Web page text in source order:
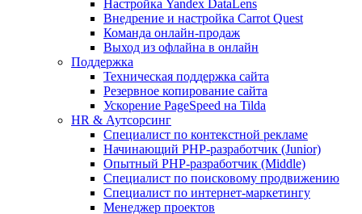
Настройка Yandex DataLens
Внедрение и настройка Carrot Quest
Команда онлайн-продаж
Выход из офлайна в онлайн
Поддержка
Техническая поддержка сайта
Резервное копирование сайта
Ускорение PageSpeed на Tilda
HR & Аутсорсинг
Специалист по контекстной рекламе
Начинающий PHP-разработчик (Junior)
Опытный PHP-разработчик (Middle)
Специалист по поисковому продвижению
Специалист по интернет-маркетингу
Менеджер проектов